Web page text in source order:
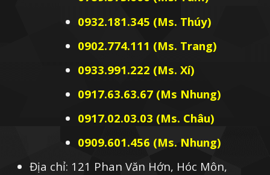
0932.181.345 (Ms. Thúy)
0902.774.111 (Ms. Trang)
0933.991.222 (Ms. Xí)
0917.63.63.67 (Ms Nhung)
0917.02.03.03 (Ms. Châu)
0909.601.456 (Ms. Nhung)
Địa chỉ: 121 Phan Văn Hớn, Hóc Môn,